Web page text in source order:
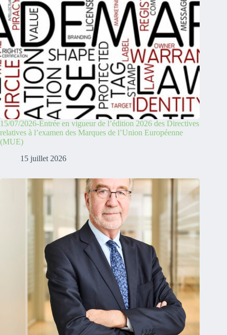
15/07/2026-Entrée en vigueur de l’édition 2026 des Directives
relatives à l’examen des Marques de l’Union Européenne
(MUE)
15 juillet 2026